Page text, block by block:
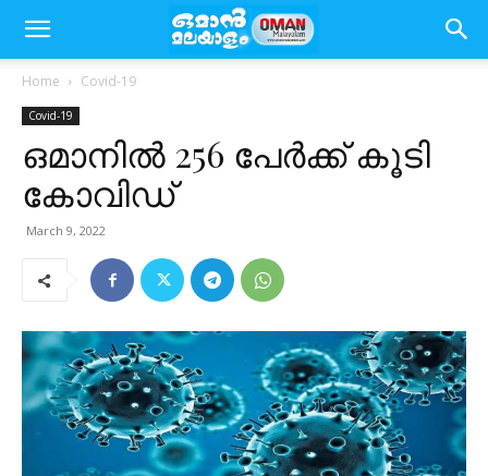
Home Covid-19
Covid-19
ഒമാനിൽ 256 പേർക്ക് കൂടി
കോവിഡ്
March 9, 2022